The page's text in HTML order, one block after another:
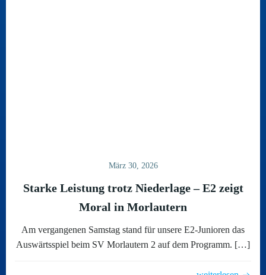
März 30, 2026
Starke Leistung trotz Niederlage – E2 zeigt
Moral in Morlautern
Am vergangenen Samstag stand für unsere E2-Junioren das
Auswärtsspiel beim SV Morlautern 2 auf dem Programm. […]